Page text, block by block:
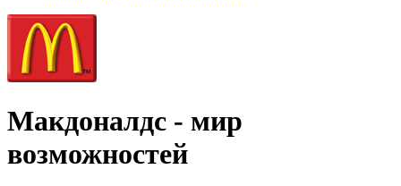
Макдоналдс - мир
возможностей